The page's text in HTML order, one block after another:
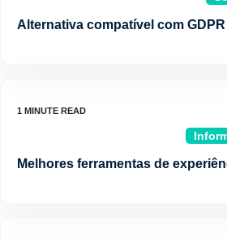
Alternativa compatível com
Melhores ferramentas de